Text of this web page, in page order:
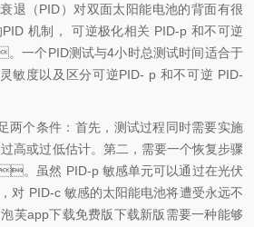
衰退（PID）对双面太阳能电池的背面有很
机制， 可逆极化相关 PID-p 和不可逆
个PID测试与4小时总测试时间适合于
敏度以及区分可逆PID- p 和不可逆 PID-
条件：首先，测试过程同时需要实施
或过低估计。第二，需要一个恢复步骤
。虽然 PID-p 敏感单元可以通过在光伏
，对 PID-c 敏感的太阳能电池将遭受永远不
，泡芙app下载免费版下载新版需要一种能够